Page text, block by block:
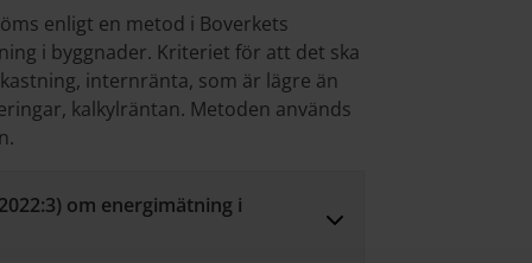
enligt en metod i Boverkets
i byggnader. Kriteriet för att det ska
internränta, som är lägre än
kalkylräntan. Metoden används
om energimätning i